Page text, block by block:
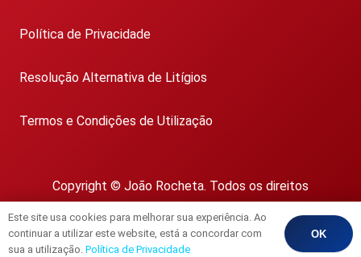
Política de Privacidade
Resolução Alternativa de Litígios
Termos e Condições de Utilização
Copyright © João Rocheta. Todos os direitos
reservados.
AMI 1718
Este site usa cookies para melhorar sua experiência. Ao
continuar a utilizar este website, está a concordar com
sua a utilização. Política de Privacidade
OK